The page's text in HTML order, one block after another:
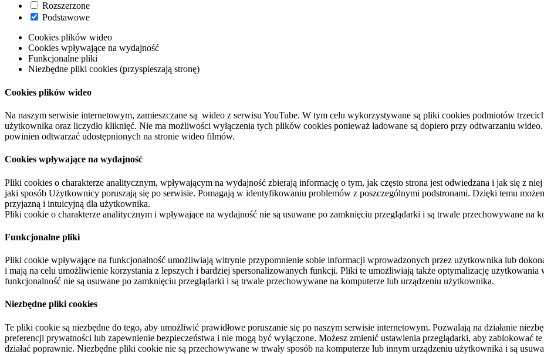
Rozszerzone
Podstawowe
Cookies plików wideo
Cookies wpływające na wydajność
Funkcjonalne pliki
Niezbędne pliki cookies (przyspieszają stronę)
Cookies plików wideo
Na naszym serwisie internetowym, zamieszczane są wideo z serwisu YouTube. W tym celu wykorzystywane są pliki cookies podmiotów
użytkownika oraz liczydło kliknięć. Nie ma możliwości wyłączenia tych plików cookies ponieważ ładowane są dopiero przy odtwarzaniu
powinien odtwarzać udostępnionych na stronie wideo filmów.
Cookies wpływające na wydajność
Pliki cookies o charakterze analitycznym, wpływającym na wydajność zbierają informację o tym, jak często strona jest odwiedzana i jak się z
jaki sposób Użytkownicy poruszają się po serwisie. Pomagają w identyfikowaniu problemów z poszczególnymi podstronami. Dzięki temu
przyjazną i intuicyjną dla użytkownika.
Pliki cookie o charakterze analitycznym i wpływające na wydajność nie są usuwane po zamknięciu przeglądarki i są trwale przechowywane na
Funkcjonalne pliki
Pliki cookie wpływające na funkcjonalność umożliwiają witrynie przypomnienie sobie informacji wprowadzonych przez użytkownika lub
i mają na celu umożliwienie korzystania z lepszych i bardziej spersonalizowanych funkcji. Pliki te umożliwiają także optymalizację
funkcjonalność nie są usuwane po zamknięciu przeglądarki i są trwale przechowywane na komputerze lub urządzeniu użytkownika.
Niezbędne pliki cookies
Te pliki cookie są niezbędne do tego, aby umożliwić prawidłowe poruszanie się po naszym serwisie internetowym. Pozwalają na działanie
preferencji prywatności lub zapewnienie bezpieczeństwa i nie mogą być wyłączone. Możesz zmienić ustawienia przeglądarki, aby zablokować
działać poprawnie. Niezbędne pliki cookie nie są przechowywane w trwały sposób na komputerze lub innym urządzeniu użytkownika i są